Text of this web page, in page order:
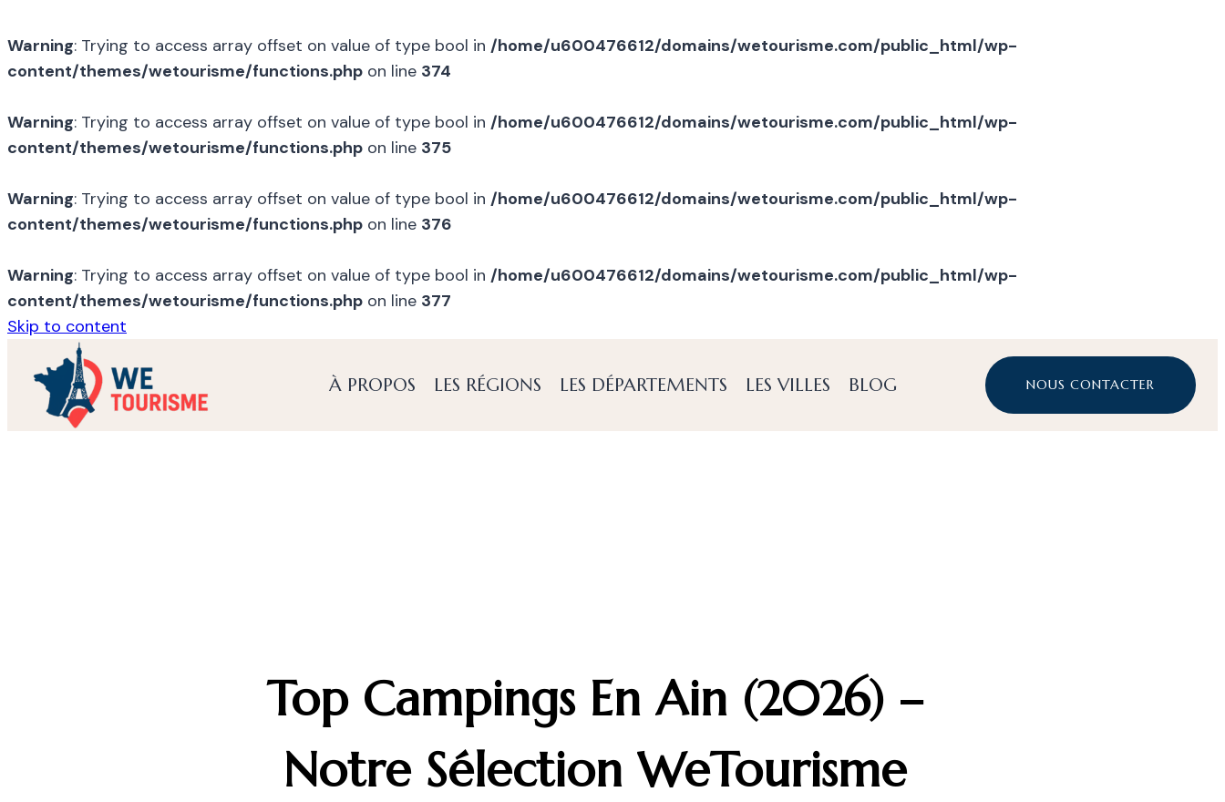
Warning: Trying to access array offset on value of type bool in /home/u600476612/domains/wetourisme.com/public_html/wp-
content/themes/wetourisme/functions.php on line 374
Warning: Trying to access array offset on value of type bool in /home/u600476612/domains/wetourisme.com/public_html/wp-
content/themes/wetourisme/functions.php on line 375
Warning: Trying to access array offset on value of type bool in /home/u600476612/domains/wetourisme.com/public_html/wp-
content/themes/wetourisme/functions.php on line 376
Warning: Trying to access array offset on value of type bool in /home/u600476612/domains/wetourisme.com/public_html/wp-
content/themes/wetourisme/functions.php on line 377
Skip to content
À PROPOS LES RÉGIONS LES DÉPARTEMENTS LES VILLES BLOG NOUS CONTACTER
Top Campings En Ain (2026) –
Notre Sélection WeTourisme